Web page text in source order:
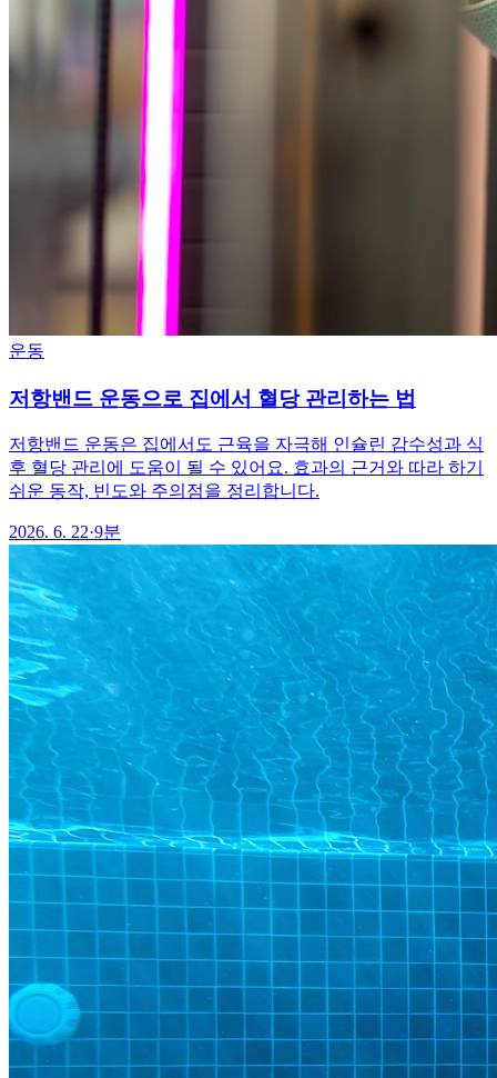
운동
저항밴드 운동으로 집에서 혈당 관리하는 법
저항밴드 운동은 집에서도 근육을 자극해 인슐린 감수성과 식
후 혈당 관리에 도움이 될 수 있어요. 효과의 근거와 따라 하기
쉬운 동작, 빈도와 주의점을 정리합니다.
2026. 6. 22·9분